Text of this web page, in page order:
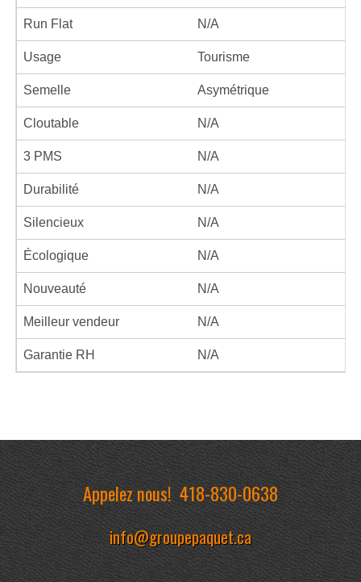
Run Flat N/A
Usage Tourisme
Semelle Asymétrique
Cloutable N/A
3 PMS N/A
Durabilité N/A
Silencieux N/A
Écologique N/A
Nouveauté N/A
Meilleur vendeur N/A
Garantie RH N/A
Appelez nous!418-830-0638
info@groupepaquet.ca